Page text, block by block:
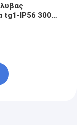
tg1-IP56 300W